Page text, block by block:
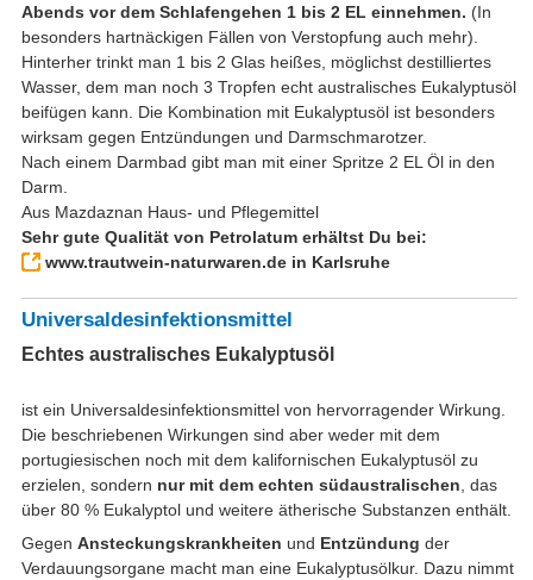
Abends vor dem Schlafengehen 1 bis 2 EL einnehmen. (In
besonders hartnäckigen Fällen von Verstopfung auch mehr).
Hinterher trinkt man 1 bis 2 Glas heißes, möglichst destilliertes
Wasser, dem man noch 3 Tropfen echt australisches Eukalyptusöl
beifügen kann. Die Kombination mit Eukalyptusöl ist besonders
wirksam gegen Entzündungen und Darmschmarotzer.
Nach einem Darmbad gibt man mit einer Spritze 2 EL Öl in den
Darm.
Aus Mazdaznan Haus- und Pflegemittel
Sehr gute Qualität von Petrolatum erhältst Du bei:
www.trautwein-naturwaren.de in Karlsruhe
Universaldesinfektionsmittel
Echtes australisches Eukalyptusöl
ist ein Universaldesinfektionsmittel von hervorragender Wirkung.
Die beschriebenen Wirkungen sind aber weder mit dem
portugiesischen noch mit dem kalifornischen Eukalyptusöl zu
erzielen, sondern nur mit dem echten südaustralischen , das
über 80 % Eukalyptol und weitere ätherische Substanzen enthält.
Gegen Ansteckungskrankheiten und Entzündung der
Verdauungsorgane macht man eine Eukalyptusölkur. Dazu nimmt